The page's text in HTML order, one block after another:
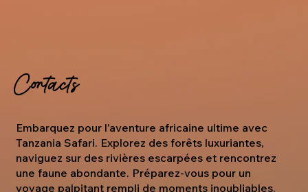
Contacts
Embarquez pour l'aventure africaine ultime avec
Tanzania Safari. Explorez des forêts luxuriantes,
naviguez sur des rivières escarpées et rencontrez
une faune abondante. Préparez-vous pour un
voyage palpitant rempli de moments inoubliables.